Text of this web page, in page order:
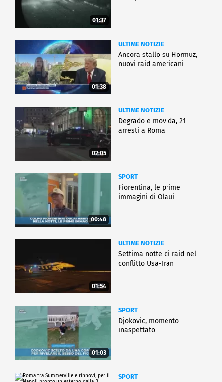
01:37
01:38
ULTIME NOTIZIE
Ancora stallo su Hormuz,
nuovi raid americani
02:05
ULTIME NOTIZIE
Degrado e movida, 21
arresti a Roma
00:48
SPORT
Fiorentina, le prime
immagini di Olaui
01:54
ULTIME NOTIZIE
Settima notte di raid nel
conflitto Usa-Iran
01:03
SPORT
Djokovic, momento
inaspettato
SPORT